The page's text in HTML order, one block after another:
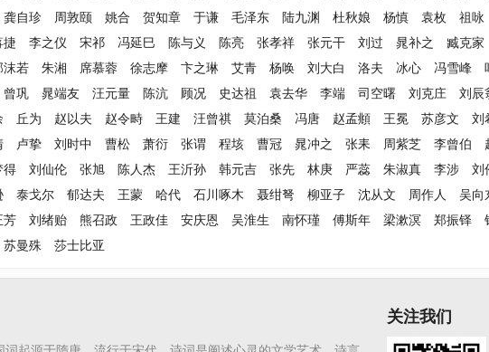
龚自珍 周敦颐 姚合 贺知章 于谦 毛泽东 陆九渊 杜秋娘 杨慎 袁枚 祖咏
捷 李之仪 宋祁 冯延巳 陈与义 陈亮 张孝祥 张元干 刘过 晁补之 臧克家
沫若 朱湘 席慕蓉 徐志摩 卞之琳 艾青 杨唤 刘大白 洛夫 冰心 冯雪峰
曾巩 晁端友 汪元量 陈沆 顾况 史达祖 袁去华 李端 司空曙 刘克庄 刘辰
丘为 赵以夫 赵令畤 王建 汪曾祺 莫泊桑 冯唐 赵孟頫 王冕 苏彦文 刘
卢挚 刘时中 曹松 萧衍 张谓 程垓 曹冠 晁冲之 张耒 周紫芝 李曾伯
得 刘仙伦 张旭 陈人杰 王沂孙 韩元吉 张先 林庚 严蕊 朱淑真 李涉 刘
泰戈尔 郁达夫 王蒙 哈代 石川啄木 聂绀弩 柳亚子 沈从文 周作人 吴向
芳 刘绪贻 熊召政 王政佳 安庆恩 吴淮生 南怀瑾 傅斯年 梁漱溟 郑振铎
苏曼殊 莎士比亚
关注我们